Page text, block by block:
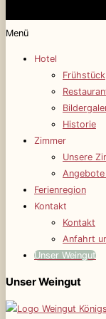
Menü
Hotel
Frühstück
Historie
Zimmer
Unsere
Ferienregion
Kontakt
Kontakt
Anfahrt
Unser Weingut
Unser Weingut